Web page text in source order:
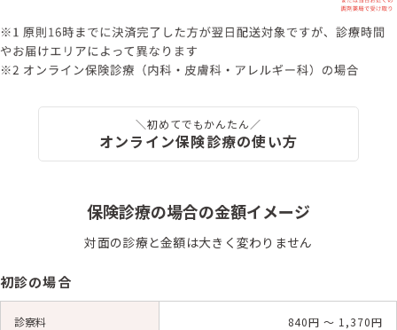
＼初めてでもかんたん／
オンライン保険診療の使い方
保険診療の場合の金額イメージ
対面の診療と金額は大きく変わりません
初診の場合
診察料 840円 〜 1,370円